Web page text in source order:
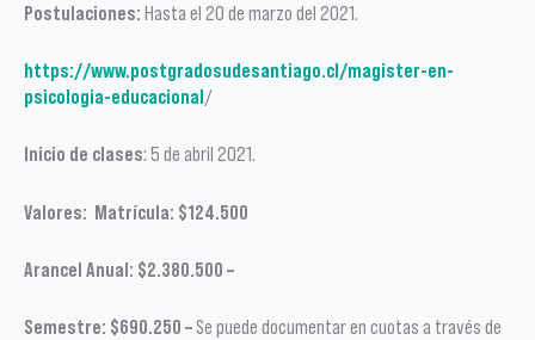
Postulaciones: Hasta el 20 de marzo del 2021.
https://www.postgradosudesantiago.cl/magister-en-
psicologia-educacional/
Inicio de clases: 5 de abril 2021.
Valores: Matrícula: $124.500
Arancel Anual: $2.380.500 –
Semestre: $690.250 – Se puede documentar en cuotas a través de